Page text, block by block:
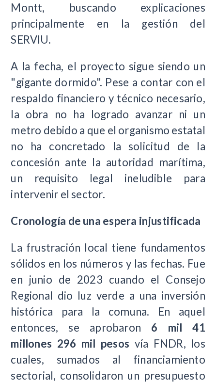
Montt, buscando explicaciones
principalmente en la gestión del
SERVIU.
A la fecha, el proyecto sigue siendo un
"gigante dormido". Pese a contar con el
respaldo financiero y técnico necesario,
la obra no ha logrado avanzar ni un
metro debido a que el organismo estatal
no ha concretado la solicitud de la
concesión ante la autoridad marítima,
un requisito legal ineludible para
intervenir el sector.
Cronología de una espera injustificada
La frustración local tiene fundamentos
sólidos en los números y las fechas. Fue
en junio de 2023 cuando el Consejo
Regional dio luz verde a una inversión
histórica para la comuna. En aquel
entonces, se aprobaron 6 mil 41
millones 296 mil pesos vía FNDR, los
cuales, sumados al financiamiento
sectorial, consolidaron un presupuesto